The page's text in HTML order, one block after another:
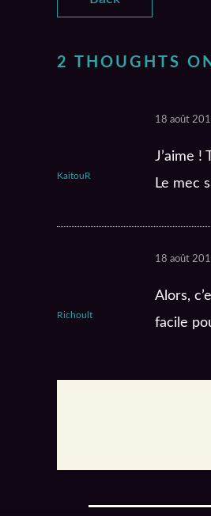
2 THOUGHTS
KaitouR
18 août
J’aime !
Le mec
Richoult
18 août
Alors,
facile